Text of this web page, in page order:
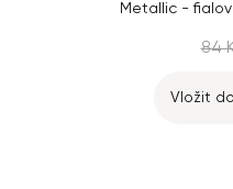
Metallic -
84
Vložit